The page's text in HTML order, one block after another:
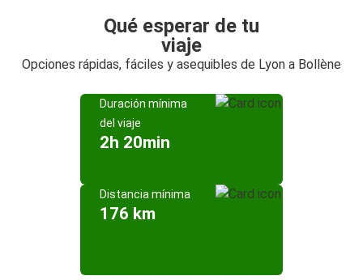
Qué esperar de tu
viaje
Opciones rápidas, fáciles y asequibles de Lyon a Bollène
Duración mínima
del viaje
2h 20min
Distancia mínima
176 km